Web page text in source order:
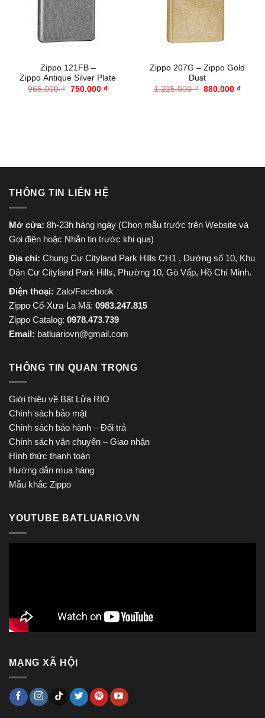
Zippo 121FB –
Zippo Antique Silver Plate
965.000₫ Giá
750.000 ₫Giá
Zippo 207G – Zippo Gold
Dust
1.225.000₫ Giá
880.000 ₫Giá
THÔNG TIN LIÊN HỆ
Mở cửa: 8h-23h hàng ngày (Chọn mẫu trước trên Website và
Gọi điện hoặc Nhắn tin trước khi qua)
Địa chỉ: Chung Cư Cityland Park Hills CH1 , Đường số 10, Khu
Dân Cư Cityland Park Hills, Phường 10, Gò Vấp, Hồ Chí Minh.
Điện thoại: Zalo/Facebook
Zippo Cổ-Xưa-La Mã: 0983.247.815
Zippo Catalog: 0978.473.739
Email: batluariovn@gmail.com
THÔNG TIN QUAN TRỌNG
Giới thiệu về Bật Lửa RIO
Chính sách bảo mật
Chính sách bảo hành – Đổi trả
Chính sách vận chuyển – Giao nhận
Hình thức thanh toán
Hướng dẫn mua hàng
Mẫu khắc Zippo
YOUTUBE BATLUARIO.VN
MẠNG XÃ HỘI